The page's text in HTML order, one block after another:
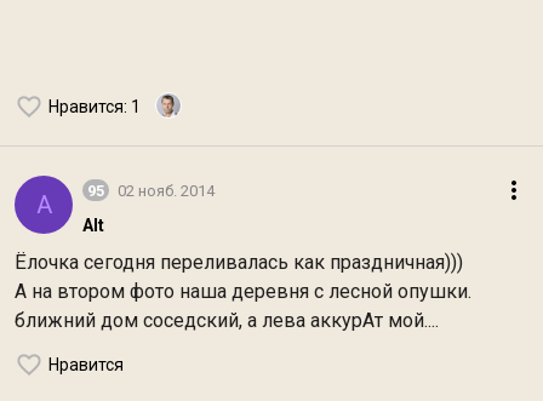
Нравится: 1
A 95 02 нояб. 2014
Alt
Ёлочка сегодня переливалась как праздничная)))
А на втором фото наша деревня с лесной опушки.
ближний дом соседский, а лева аккурАт мой....
Нравится